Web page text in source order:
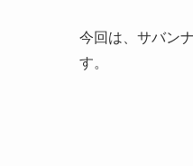
今回は、サバン
す。